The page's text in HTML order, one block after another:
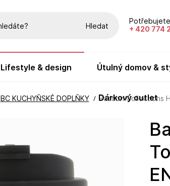
Bastion Collections Hrnek Coffee
+ 420 774
Hledat
BC KUCHYŇSKÉ DOPLŇKY Bastion Collections
lifestyle & design útulný domov &
dárkový outlet